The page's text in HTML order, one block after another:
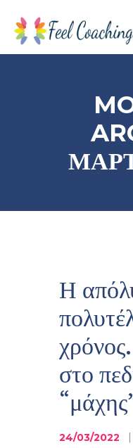
Η
στο
24/03/2022